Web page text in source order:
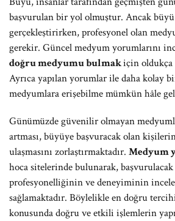
başvurulan bir yol olmuştur. Ancak
gerçekleştirirken, profesyonel olan
gerekir. Güncel medyum yorumlarını
doğru medyumu bulmakiçin oldukça
Ayrıca yapılan yorumlar ile daha kolay
medyumlara erişebilme mümkün hâle
Günümüzde güvenilir olmayan
artması, büyüye başvuracak olan
ulaşmasını zorlaştırmaktadır. Medyum
hoca sitelerinde bulunarak,
profesyonelliğinin ve deneyiminin
sağlamaktadır. Böylelikle en doğru
konusunda doğru ve etkili işlemlerin